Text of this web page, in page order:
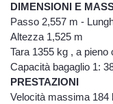
funzioni
a
dati
DIMENSIONI E
Passo 2,557 m -
Altezza 1,525 m
Tara 1355 kg , a
Capacità bagaglio 1:
PRESTAZIONI
Velocità massima 184